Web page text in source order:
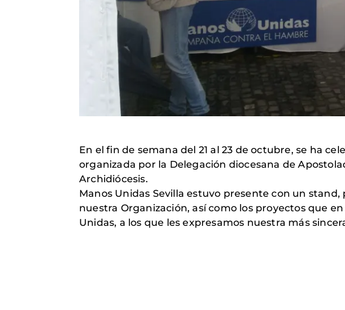
En el fin de semana del 21 al 23 de octubre, se ha
organizada por la Delegación diocesana de
Archidiócesis.
Manos Unidas Sevilla estuvo presente con un
nuestra Organización, así como los proyectos que
Unidas, a los que les expresamos nuestra más